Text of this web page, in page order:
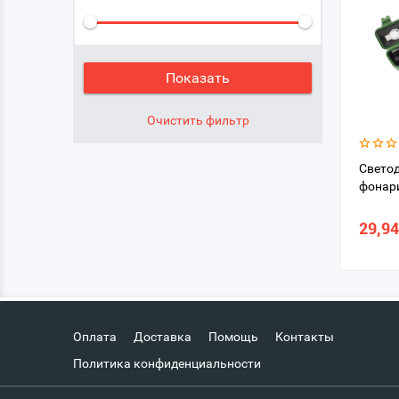
Оплата Доставка Помощь
Контакты
Политика конфиденциальности